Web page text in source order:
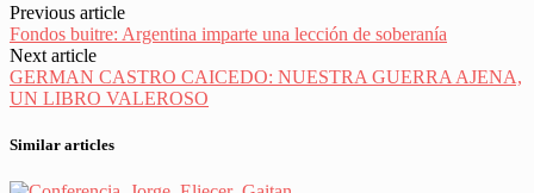
Previous article
Fondos buitre: Argentina imparte una lección de soberanía
Next article
GERMAN CASTRO CAICEDO: NUESTRA GUERRA AJENA,
UN LIBRO VALEROSO
Similar articles